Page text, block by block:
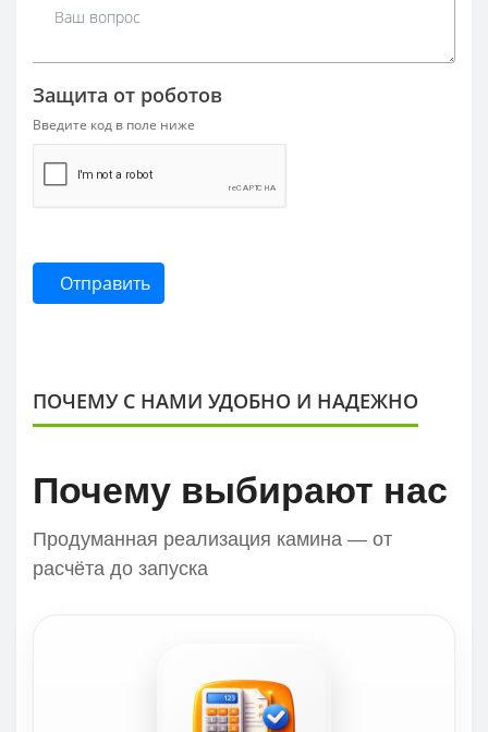
Защита от роботов
Введите код в поле ниже
Отправить
ПОЧЕМУ С НАМИ УДОБНО И НАДЕЖНО
Почему выбирают нас
Продуманная реализация камина — от
расчёта до запуска